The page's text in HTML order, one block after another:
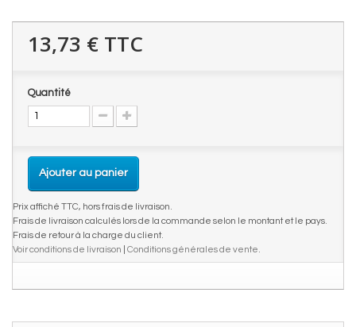
13,73 € TTC
Quantité
Ajouter au panier
Prix affiché TTC, hors frais de livraison.
Frais de livraison calculés lors de la commande selon le montant et le pays.
Frais de retour à la charge du client.
Voir conditions de livraison
Conditions générales de vente